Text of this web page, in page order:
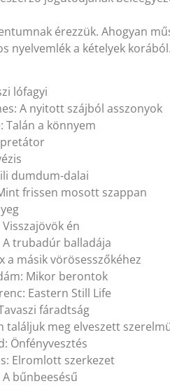
érezzük. Ahogyan
nyelvemlék a kételyek
lófagyi
A nyitott szájból asszonyok
Talán a könnyem
dumdum-dalai
frissen mosott szappan
én
A trubadúr balladája
a másik vörösesszőkéhez
Mikor berontok
Eastern Still Life
fáradtság
találjuk meg elveszett
Önfényvesztés
Elromlott szerkezet
bűnbeesésű